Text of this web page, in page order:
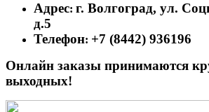
Адрес: г. Волгоград, ул.
д.5
Телефон: +7 (8442) 936196
Онлайн заказы принимаются
выходных!